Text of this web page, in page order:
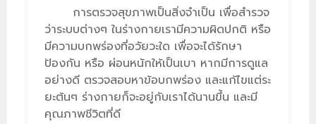
การตรวจสุขภาพเป็นสิ่งจำเป็น เพื่อสำรวจ
ว่าระบบต่างๆ ในร่างกายเรามีความผิดปกติ หรือ
มีความบกพร่องที่อวัยวะใด เพื่อจะได้รักษา
ป้องกัน หรือ ผ่อนหนักให้เป็นเบา หากมีการดูแล
อย่างดี ตรวจสอบหาข้อบกพร่อง และแก้ไขแต่ระ
ยะต้นๆ ร่างกายก็จะอยู่กับเราได้นานขึ้น และมี
คุณภาพชีวิตที่ดี